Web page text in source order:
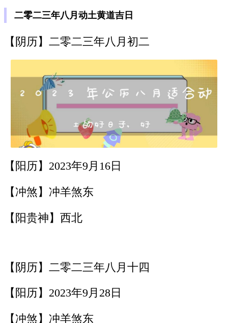
二零二三年八月动土黄道吉日
【阴历】二零二三年八月初二
【阳历】2023年9月16日
【冲煞】冲羊煞东
【阳贵神】西北
【阴历】二零二三年八月十四
【阳历】2023年9月28日
【冲煞】冲羊煞东